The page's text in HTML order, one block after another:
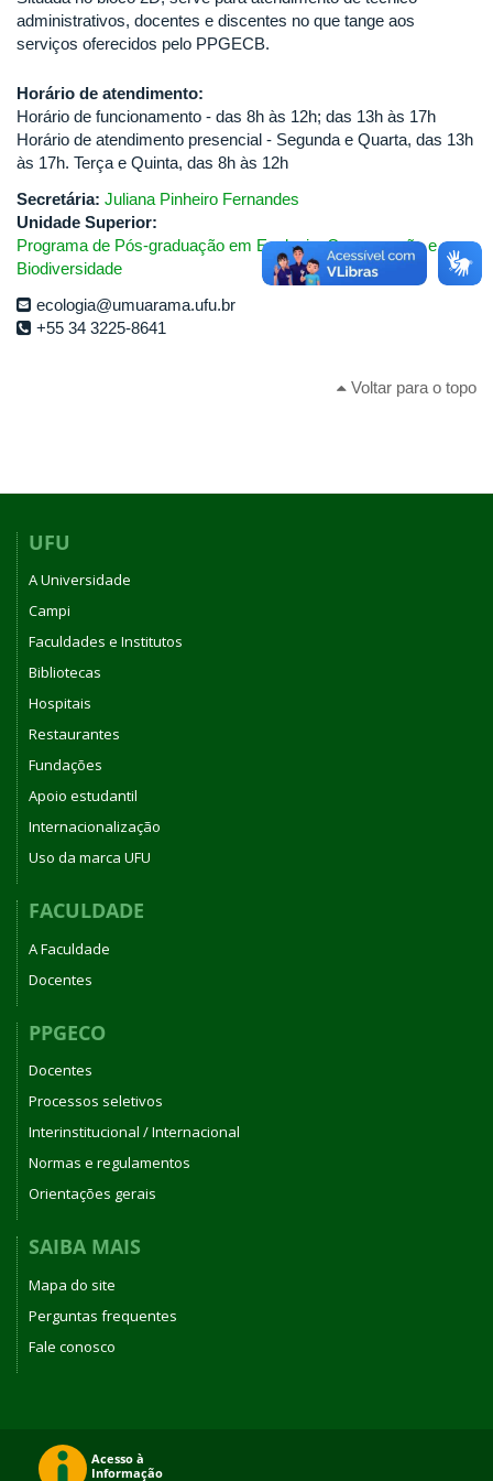
administrativos, docentes e discentes no que tange aos
serviços oferecidos pelo PPGECB.
Horário de atendimento:
Horário de funcionamento - das 8h às 12h; das 13h às 17h
Horário de atendimento presencial - Segunda e Quarta, das 13h
às 17h. Terça e Quinta, das 8h às 12h
Secretária: Juliana Pinheiro Fernandes
Unidade Superior:
Programa de Pós-graduação em Ecologia, Conservação e
Biodiversidade
ecologia@umuarama.ufu.br
+55 34 3225-8641
Voltar para o topo
UFU
A Universidade
Campi
Faculdades e Institutos
Bibliotecas
Hospitais
Restaurantes
Fundações
Apoio estudantil
Internacionalização
Uso da marca UFU
FACULDADE
A Faculdade
Docentes
PPGECO
Docentes
Processos seletivos
Interinstitucional / Internacional
Normas e regulamentos
Orientações gerais
SAIBA MAIS
Mapa do site
Perguntas frequentes
Fale conosco